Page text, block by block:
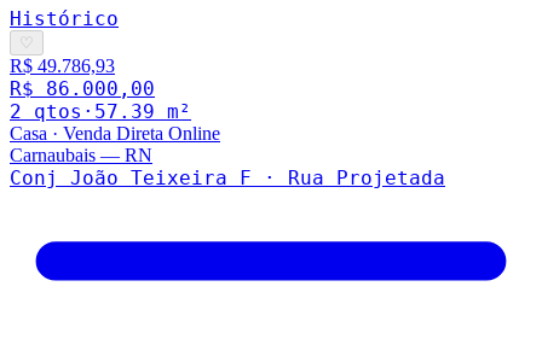
Histórico
♡
R$ 49.786,93
R$ 86.000,00
2 qtos · 57.39 m²
Casa · Venda Direta Online
Carnaubais — RN
Conj João Teixeira F · Rua Projetada